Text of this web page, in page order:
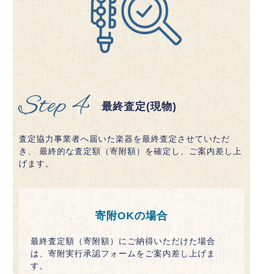
Step 4 最終査定(現物)
査定協力事業者へ届いた楽器を最終査定させていただ
き、 最終的な査定額（寄附額）を確定し、ご案内差し上
げます。
寄附OKの場合
最終査定額（寄附額）にご納得いただけた場合
は、寄附実行承認フォームをご案内差し上げま
す。